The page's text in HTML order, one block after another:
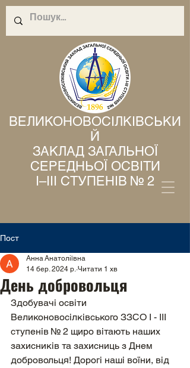
ВЕЛИКОНОВОСІЛКІВСЬКИ
Й
ЗАКЛАД ЗАГАЛЬНОЇ
СЕРЕДНЬОЇ ОСВІТИ
І–ІІІ СТУПЕНІВ № 2
Пост
День добровольця
Анна Анатоліївна
14 бер. 2024 р. Читати 1 хв
Здобувачі освіти
Великоновосілківського ЗЗСО І - ІІІ
ступенів № 2 щиро вітають наших
захисників та захисниць з Днем
добровольця! Дорогі наші воїни, від